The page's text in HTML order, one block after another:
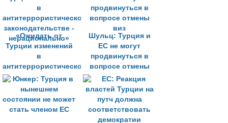
«Ожидать от
Турции изменений
в
антитеррористическом
законодательстве -
нерационально»
Шульц: Турция и
ЕС не могут
продвинуться в
вопросе отмены
виз